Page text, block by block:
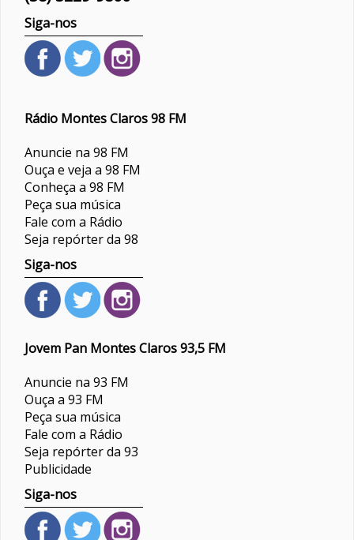
Siga-nos
Rádio Montes Claros 98 FM
Anuncie na 98 FM
Ouça e veja a 98 FM
Conheça a 98 FM
Peça sua música
Fale com a Rádio
Seja repórter da 98
Siga-nos
Jovem Pan Montes Claros 93,5 FM
Anuncie na 93 FM
Ouça a 93 FM
Peça sua música
Fale com a Rádio
Seja repórter da 93
Publicidade
Siga-nos